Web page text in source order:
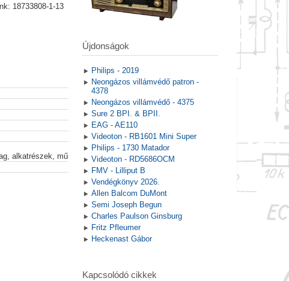
18733808-1-13
alkatrészek, műszerek
Újdonságok
Philips - 2019
Neongázos villámvédő patron -
4378
Neongázos villámvédő - 4375
Sure 2 BPI. & BPII.
EAG - AE110
Videoton - RB1601 Mini Super
Philips - 1730 Matador
Videoton - RD5686OCM
FMV - Lilliput B
Vendégkönyv 2026.
Allen Balcom DuMont
Semi Joseph Begun
Charles Paulson Ginsburg
Fritz Pfleumer
Heckenast Gábor
Kapcsolódó cikkek